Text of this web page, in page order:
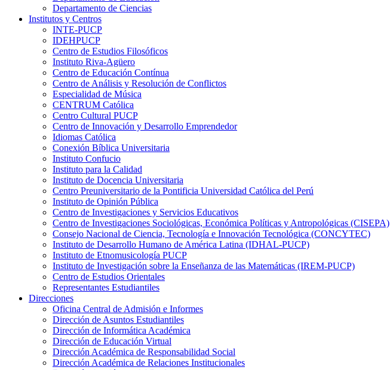
Departamento de Ciencias
Institutos y Centros
INTE-PUCP
IDEHPUCP
Centro de Estudios Filosóficos
Instituto Riva-Agüero
Centro de Educación Contínua
Centro de Análisis y Resolución de Conflictos
Especialidad de Música
CENTRUM Católica
Centro Cultural PUCP
Centro de Innovación y Desarrollo Emprendedor
Idiomas Católica
Conexión Bíblica Universitaria
Instituto Confucio
Instituto para la Calidad
Instituto de Docencia Universitaria
Centro Preuniversitario de la Pontificia Universidad Católica del Perú
Instituto de Opinión Pública
Centro de Investigaciones y Servicios Educativos
Centro de Investigaciones Sociológicas, Económica Políticas y Antropológicas (CISEPA)
Consejo Nacional de Ciencia, Tecnología e Innovación Tecnológica (CONCYTEC)
Instituto de Desarrollo Humano de América Latina (IDHAL-PUCP)
Instituto de Etnomusicología PUCP
Instituto de Investigación sobre la Enseñanza de las Matemáticas (IREM-PUCP)
Centro de Estudios Orientales
Representantes Estudiantiles
Direcciones
Oficina Central de Admisión e Informes
Dirección de Asuntos Estudiantiles
Dirección de Informática Académica
Dirección de Educación Virtual
Dirección Académica de Responsabilidad Social
Dirección Académica de Relaciones Institucionales